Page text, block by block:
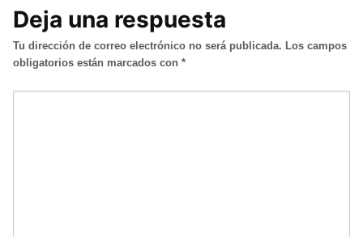
Deja una respuesta
Tu dirección de correo electrónico no será publicada. Los campos
obligatorios están marcados con *